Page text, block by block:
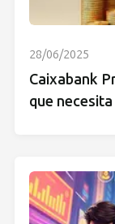
28/06/2025
Caixabank
que